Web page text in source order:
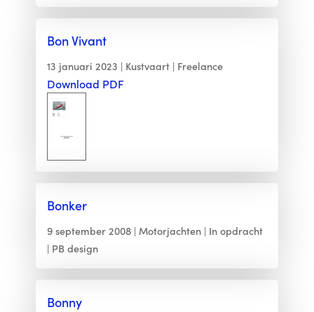
Bon Vivant
13 januari 2023 Kustvaart Freelance
Download PDF
Bonker
9 september 2008 Motorjachten
In opdracht
PB design
Bonny